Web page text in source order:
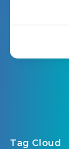
Tag Cloud